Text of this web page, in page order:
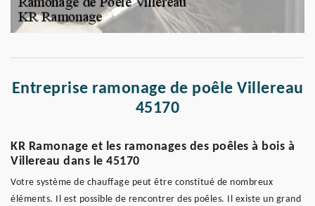
Entreprise ramonage de poêle Villereau
45170
KR Ramonage et les ramonages des poêles à bois à
Villereau dans le 45170
Votre système de chauffage peut être constitué de nombreux
éléments. Il est possible de rencontrer des poêles. Il existe un grand